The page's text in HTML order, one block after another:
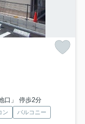
口」 停歩2分
ン
バルコニー